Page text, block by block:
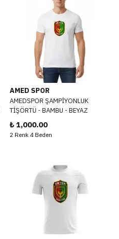
AMED SPOR
AMEDSPOR ŞAMPİYONLUK
TİŞÖRTÜ - BAMBU - BEYAZ
₺ 1,000.00
2 Renk 4 Beden